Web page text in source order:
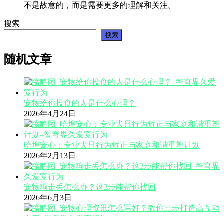
不是故意的，而是需要更多的理解和关注。
搜索
搜索
随机文章
宠物给你投食的人是什么心理？
2026年4月24日
哈埠宠心：专业犬只行为矫正与家庭和谐重塑计划
2026年2月13日
宠物狗走丢怎么办？这3步能帮你找回
2026年6月3日